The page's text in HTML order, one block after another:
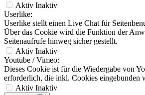
Aktiv Inaktiv
Userlike:
Userlike stellt einen Live Chat für
Über das Cookie wird die Funktion der
Seitenaufrufe hinweg sicher gestellt.
Aktiv Inaktiv
Youtube / Vimeo:
Dieses Cookie ist für die Wiedergabe von
erforderlich, die inkl. Cookies eingebunden
Aktiv Inaktiv